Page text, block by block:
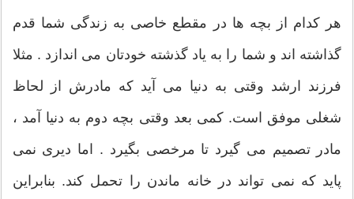
هر کدام از بچه ها در مقطع خاصی به زندگی شما قدم
گذاشته اند و شما را به یاد گذشته خودتان می اندازد . مثلا
فرزند ارشد وقتی به دنیا می آید که مادرش از لحاظ
شغلی موفق است. کمی بعد وقتی بچه دوم به دنیا آمد ،
مادر تصمیم می گیرد تا مرخصی بگیرد . اما دیری نمی
پاید که نمی تواند در خانه ماندن را تحمل کند. بنابراین